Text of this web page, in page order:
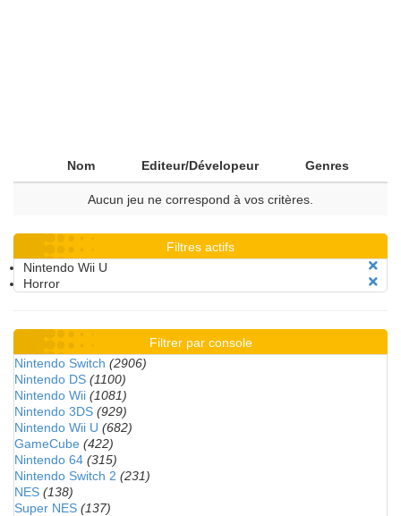
Nom Editeur/Dévelopeur Genres
Aucun jeu ne correspond à vos critères.
Filtres actifs
Nintendo Wii U
Horror
Filtrer par console
Nintendo Switch (2906)
Nintendo DS (1100)
Nintendo Wii (1081)
Nintendo 3DS (929)
Nintendo Wii U (682)
GameCube (422)
Nintendo 64 (315)
Nintendo Switch 2 (231)
NES (138)
Super NES (137)